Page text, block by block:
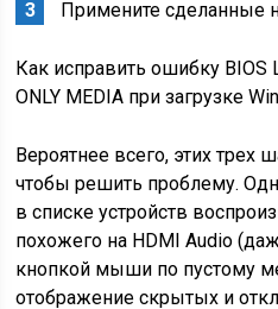
Примените сделанные
Как исправить ошибку BIOS
ONLY MEDIA при загрузке
Вероятнее всего, этих трех
чтобы решить проблему.
в списке устройств
похожего на HDMI Audio
кнопкой мыши по пустому
отображение скрытых и